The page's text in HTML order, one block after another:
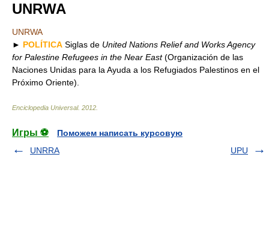
UNRWA
UNRWA
► POLÍTICA Siglas de United Nations Relief and Works Agency
for Palestine Refugees in the Near East(Organización de las
Naciones Unidas para la Ayuda a los Refugiados Palestinos en el
Próximo Oriente).
Enciclopedia Universal. 2012
Игры ⚽
Поможем написать курсовую
UNRRA
UPU